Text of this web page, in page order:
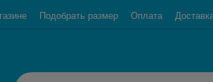
Подобрать размер Оплата